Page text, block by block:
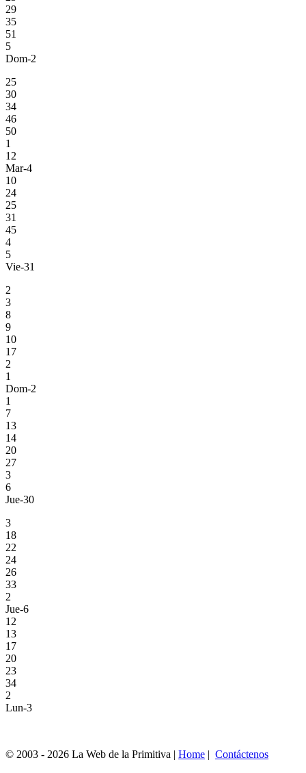
29
35
51
5
Dom-2
25
30
34
46
50
1
12
Mar-4
10
24
25
31
45
4
5
Vie-31
2
3
8
9
10
17
2
1
Dom-2
1
7
13
14
20
27
3
6
Jue-30
3
18
22
24
26
33
2
Jue-6
12
13
17
20
23
34
2
Lun-3
© 2003 - 2026 La Web de la Primitiva | Home | Contáctenos